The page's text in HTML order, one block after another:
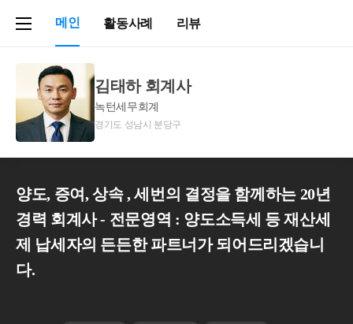
메인 활동사례 리뷰
김태하 회계사
녹턴세무회계
경기도 성남시 분당구
양도, 증여, 상속 , 세번의 결정을 함께하는 20년
경력 회계사 - 전문영역 : 양도소득세 등 재산세
제 납세자의 든든한 파트너가 되어드리겠습니
다.